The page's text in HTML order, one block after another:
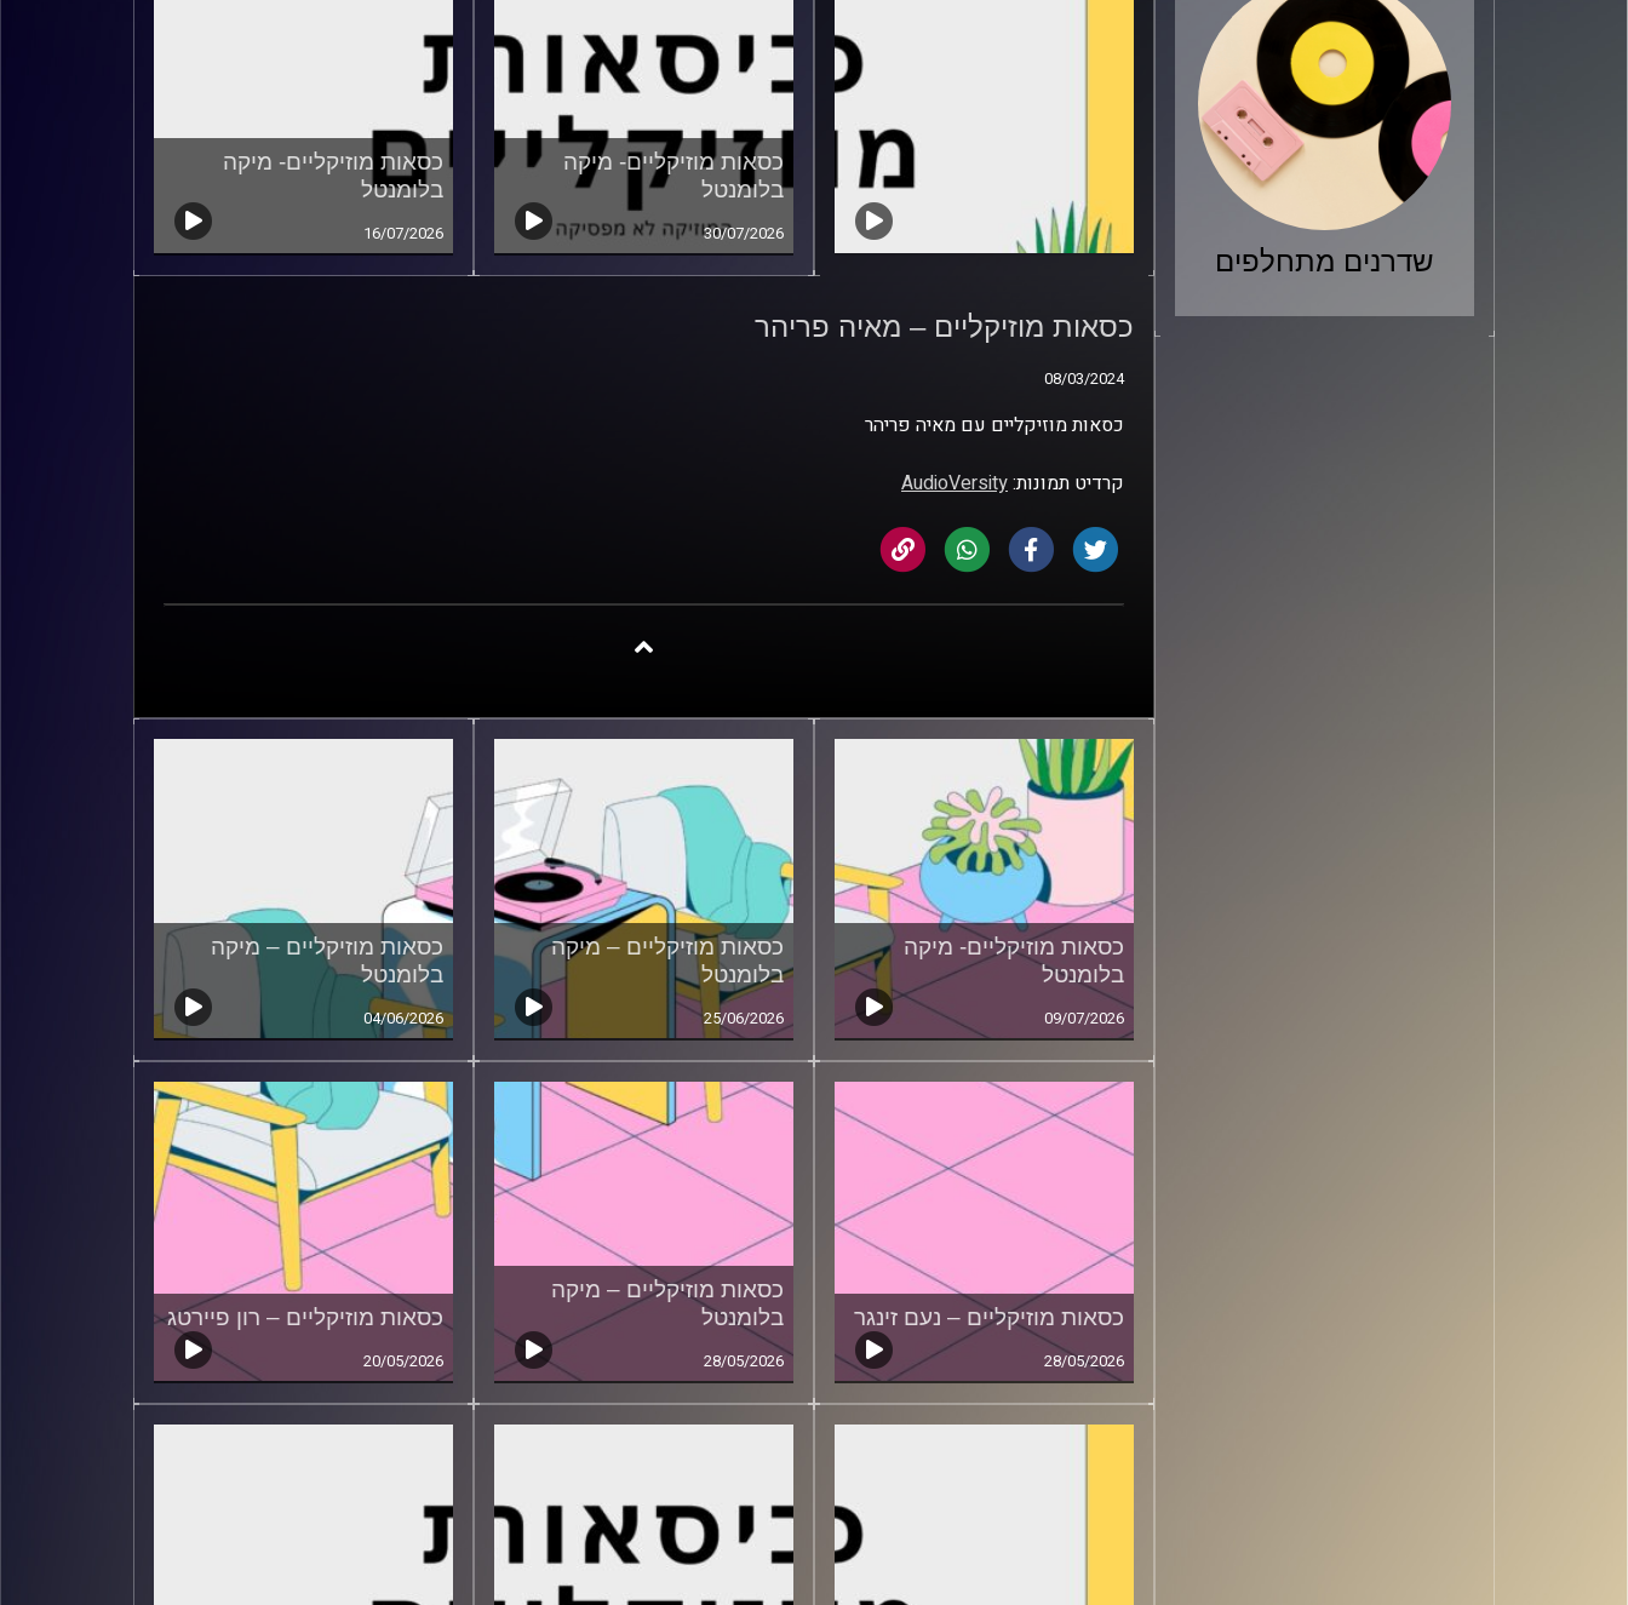
שדרנים מתחלפים
כסאות מוזיקליים- מיקה
בלומנטל
30/07/2026
כסאות מוזיקליים- מיקה
בלומנטל
16/07/2026
כסאות מוזיקליים – מאיה פריהר
08/03/2024
כסאות מוזיקליים עם מאיה פריהר
קרדיט תמונות:AudioVersity
כסאות מוזיקליים- מיקה
בלומנטל
09/07/2026
כסאות מוזיקליים – מיקה
בלומנטל
25/06/2026
כסאות מוזיקליים – מיקה
בלומנטל
04/06/2026
כסאות מוזיקליים – נעם זינגר
28/05/2026
כסאות מוזיקליים – מיקה
בלומנטל
28/05/2026
כסאות מוזיקליים – רון פיירטג
20/05/2026